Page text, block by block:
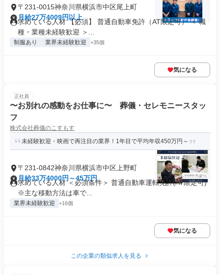
〒231-0015神奈川県横浜市中区尾上町
月給27万4009円以上
求めている人材 【必須】 普通自動車免許（AT限定可） ＜ 職
種・業種未経験歓迎 ＞...
制服あり 業界未経験歓迎 +35個
気になる
正社員
〜お別れの感動をお仕事に〜 葬儀・セレモニースタッ
フ
株式会社葬儀のこすもす
未経験歓迎・映画で再注目の業界！1年目で平均年収450万円～
〒231-0842神奈川県横浜市中区上野町
月給33万4000円～45万円
求めている人材 ＜必須条件＞ 普通自動車運転免許(AT限定可)
※主な移動方法は車で...
業界未経験歓迎 +16個
気になる
この企業の類似求人を見る